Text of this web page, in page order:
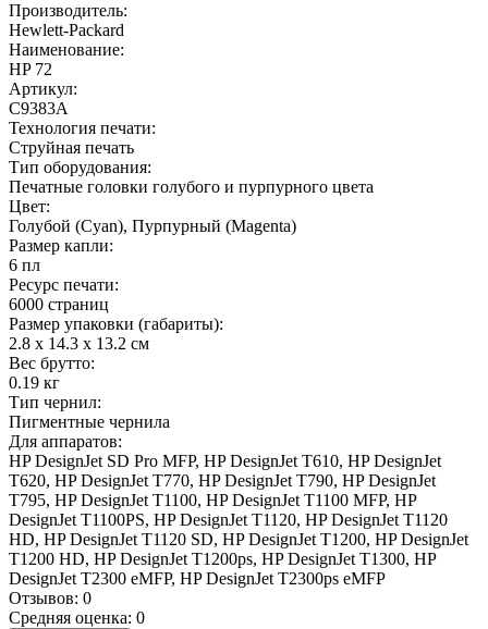
Производитель:
Hewlett-Packard
Наименование:
HP 72
Артикул:
C9383A
Технология печати:
Струйная печать
Тип оборудования:
Печатные головки голубого и пурпурного цвета
Цвет:
Голубой (Cyan), Пурпурный (Magenta)
Размер капли:
6 пл
Ресурс печати:
6000 страниц
Размер упаковки (габариты):
2.8 x 14.3 x 13.2 cм
Вес брутто:
0.19 кг
Тип чернил:
Пигментные чернила
Для аппаратов:
HP DesignJet SD Pro MFP, HP DesignJet T610, HP DesignJet
T620, HP DesignJet T770, HP DesignJet T790, HP DesignJet
T795, HP DesignJet T1100, HP DesignJet T1100 MFP, HP
DesignJet T1100PS, HP DesignJet T1120, HP DesignJet T1120
HD, HP DesignJet T1120 SD, HP DesignJet T1200, HP DesignJet
T1200 HD, HP DesignJet T1200ps, HP DesignJet T1300, HP
DesignJet T2300 eMFP, HP DesignJet T2300ps eMFP
Отзывов: 0
Средняя оценка: 0